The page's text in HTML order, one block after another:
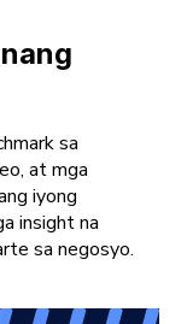
sa
at mga
iyong
insight na
sa negosyo.